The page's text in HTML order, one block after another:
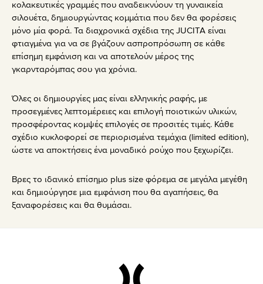
κολακευτικές γραμμές που αναδεικνύουν τη γυναικεία
σιλουέτα, δημιουργώντας κομμάτια που δεν θα φορέσεις
μόνο μία φορά. Τα διαχρονικά σχέδια της JUCITA είναι
φτιαγμένα για να σε βγάζουν ασπροπρόσωπη σε κάθε
επίσημη εμφάνιση και να αποτελούν μέρος της
γκαρνταρόμπας σου για χρόνια.
Όλες οι δημιουργίες μας είναι ελληνικής ραφής, με
προσεγμένες λεπτομέρειες και επιλογή ποιοτικών υλικών,
προσφέροντας κομψές επιλογές σε προσιτές τιμές. Κάθε
σχέδιο κυκλοφορεί σε περιορισμένα τεμάχια (limited edition),
ώστε να αποκτήσεις ένα μοναδικό ρούχο που ξεχωρίζει.
Βρες το ιδανικό επίσημο plus size φόρεμα σε μεγάλα μεγέθη
και δημιούργησε μια εμφάνιση που θα αγαπήσεις, θα
ξαναφορέσεις και θα θυμάσαι.